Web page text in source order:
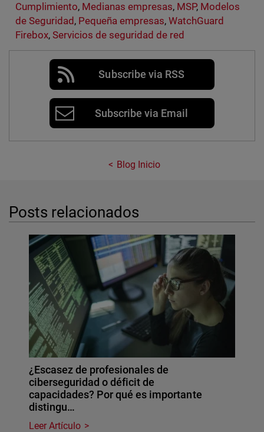
Cumplimiento, Medianas empresas, MSP, Modelos
de Seguridad , Pequeña empresas,WatchGuard
Firebox, Servicios de seguridad de red
Subscribe via RSS
Subscribe via Email
Blog Inicio
Posts relacionados
¿Escasez de profesionales de
ciberseguridad o déficit de
capacidades? Por qué es importante
distingu…
Leer Artículo